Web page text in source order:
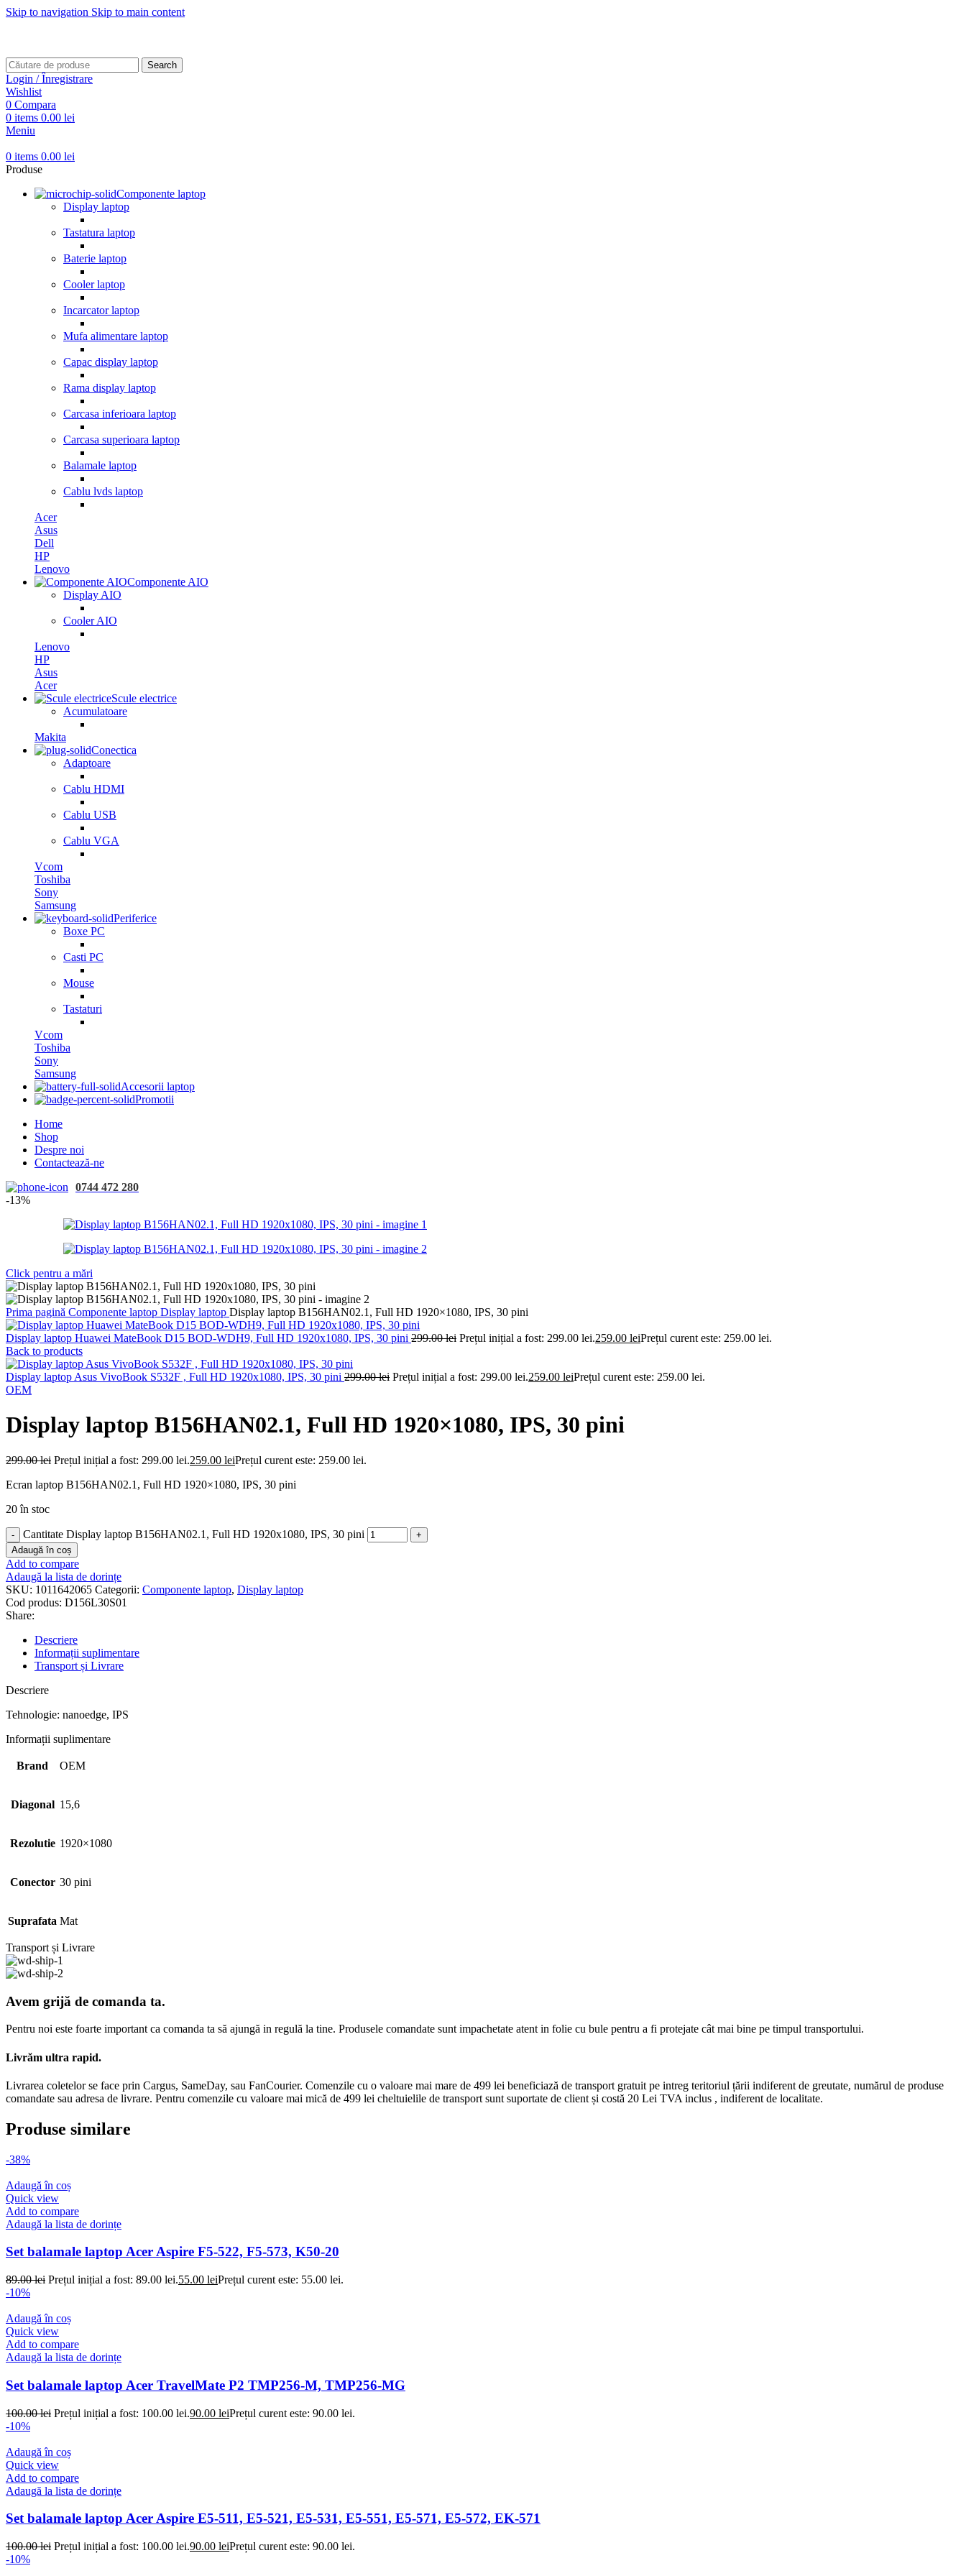
Skip to navigation Skip to main content
Search
Login / Înregistrare
Wishlist
0 Compara
0 items 0.00 lei
Meniu
0 items 0.00 lei
Produse
Componente laptop
Display laptop
Tastatura laptop
Baterie laptop
Cooler laptop
Incarcator laptop
Mufa alimentare laptop
Capac display laptop
Rama display laptop
Carcasa inferioara laptop
Carcasa superioara laptop
Balamale laptop
Cablu lvds laptop
Acer
Asus
Dell
HP
Lenovo
Componente AIO
Display AIO
Cooler AIO
Lenovo
HP
Asus
Acer
Scule electrice
Acumulatoare
Makita
Conectica
Adaptoare
Cablu HDMI
Cablu USB
Cablu VGA
Vcom
Toshiba
Sony
Samsung
Periferice
Boxe PC
Casti PC
Mouse
Tastaturi
Vcom
Toshiba
Sony
Samsung
Accesorii laptop
Promotii
Home
Shop
Despre noi
Contactează-ne
0744 472 280
-13%
Click pentru a mări
Prima pagină Componente laptop Display laptop Display laptop B156HAN02.1, Full HD 1920×1080, IPS, 30 pini
Display laptop Huawei MateBook D15 BOD-WDH9, Full HD 1920x1080, IPS, 30 pini 299.00lei Prețul inițial a fost: 299.00 lei.259.00 leiPrețul curent este: 259.00 lei.
Back to products
Display laptop Asus VivoBook S532F , Full HD 1920x1080, IPS, 30 pini 299.00lei Prețul inițial a fost: 299.00 lei.259.00 leiPrețul curent este: 259.00 lei.
OEM
Display laptop B156HAN02.1, Full HD 1920×1080, IPS, 30 pini
299.00lei Prețul inițial a fost: 299.00 lei.259.00 leiPrețul curent este: 259.00 lei.
Ecran laptop B156HAN02.1, Full HD 1920×1080, IPS, 30 pini
20 în stoc
Cantitate Display laptop B156HAN02.1, Full HD 1920x1080, IPS, 30 pini
Adaugă în coș
Add to compare
Adaugă la lista de dorințe
SKU: 1011642065 Categorii: Componente laptop, Display laptop
Cod produs: D156L30S01
Share:
Descriere
Informații suplimentare
Transport și Livrare
Descriere
Tehnologie: nanoedge, IPS
Informații suplimentare
Brand OEM
Diagonal 15,6
Rezolutie 1920×1080
Conector 30 pini
Suprafata Mat
Transport și Livrare
Avem grijă de comanda ta.
Pentru noi este foarte important ca comanda ta să ajungă in regulă la tine. Produsele comandate sunt impachetate atent in folie cu bule pentru a fi protejate cât mai bine pe timpul transportului.
Livrăm ultra rapid.
Livrarea coletelor se face prin Cargus, SameDay, sau FanCourier. Comenzile cu o valoare mai mare de 499 lei beneficiază de transport gratuit pe intreg teritoriul țării indiferent de greutate, numărul de produse
comandate sau adresa de livrare. Pentru comenzile cu valoare mai mică de 499 lei cheltuielile de transport sunt suportate de client și costă 20 Lei TVA inclus , indiferent de localitate.
Produse similare
-38%
Adaugă în coș
Quick view
Add to compare
Adaugă la lista de dorințe
Set balamale laptop Acer Aspire F5-522, F5-573, K50-20
89.00lei Prețul inițial a fost: 89.00 lei.55.00 leiPrețul curent este: 55.00 lei.
-10%
Adaugă în coș
Quick view
Add to compare
Adaugă la lista de dorințe
Set balamale laptop Acer TravelMate P2 TMP256-M, TMP256-MG
100.00lei Prețul inițial a fost: 100.00 lei.90.00 leiPrețul curent este: 90.00 lei.
-10%
Adaugă în coș
Quick view
Add to compare
Adaugă la lista de dorințe
Set balamale laptop Acer Aspire E5-511, E5-521, E5-531, E5-551, E5-571, E5-572, EK-571
100.00lei Prețul inițial a fost: 100.00 lei.90.00 leiPrețul curent este: 90.00 lei.
-10%